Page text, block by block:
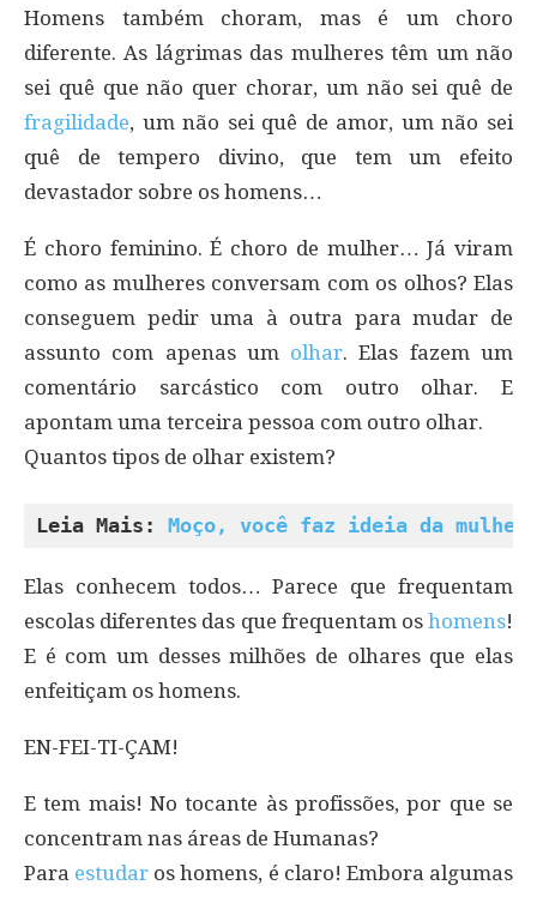
Homens também choram, mas é um choro
diferente. As lágrimas das mulheres têm um não
sei quê que não quer chorar, um não sei quê de
fragilidade, um não sei quê de amor, um não sei
quê de tempero divino, que tem um efeito
devastador sobre os homens…
É choro feminino. É choro de mulher… Já viram
como as mulheres conversam com os olhos? Elas
conseguem pedir uma à outra para mudar de
assunto com apenas um olhar. Elas fazem um
comentário sarcástico com outro olhar. E
apontam uma terceira pessoa com outro olhar.
Quantos tipos de olhar existem?
Leia Mais: Moço, você faz ideia da mulher
Elas conhecem todos… Parece que frequentam
escolas diferentes das que frequentam os homens!
E é com um desses milhões de olhares que elas
enfeitiçam os homens.
EN-FEI-TI-ÇAM!
E tem mais! No tocante às profissões, por que se
concentram nas áreas de Humanas?
Para estudar os homens, é claro! Embora algumas